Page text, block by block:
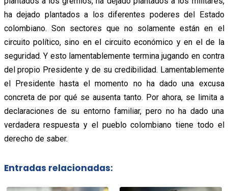
ha dejado plantados a los diferentes poderes del Estado
colombiano. Son sectores que no solamente están en el
circuito político, sino en el circuito económico y en el de la
seguridad. Y esto lamentablemente termina jugando en contra
del propio Presidente y de su credibilidad. Lamentablemente
el Presidente hasta el momento no ha dado una excusa
concreta de por qué se ausenta tanto. Por ahora, se limita a
declaraciones de su entorno familiar, pero no ha dado una
verdadera respuesta y el pueblo colombiano tiene todo el
derecho de saber.
Entradas relacionadas: